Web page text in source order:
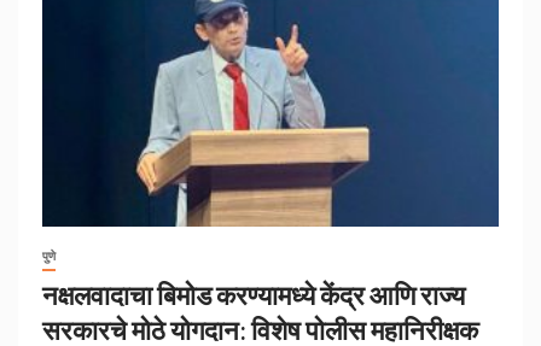
पुणे
नक्षलवादाचा बिमोड करण्यामध्ये केंद्र आणि राज्य
सरकारचे मोठे योगदान: विशेष पोलीस महानिरीक्षक